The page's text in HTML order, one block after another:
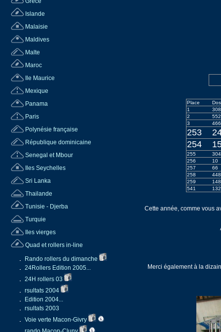
Islande
Malaisie
Maldives
Malte
Maroc
Ile Maurice
Mexique
Panama
Paris
Polynésie française
République dominicaine
Senegal et Mbour
Iles Seychelles
Sri Lanka
Thailande
Tunisie - Djerba
Turquie
Iles vierges
Quad et rollers in-line
Rando rollers du dimanche
24Rollers Edition 2005...
24H rollers 03
rsultats 2004
Edition 2004...
rsultats 2003
Voie verte Macon-Givry
Place
1
308
2
552
3
466
253
254
255
304
256
10
257
66
258
448
259
148
541
132
Cette année, comme vous
Merci également à la